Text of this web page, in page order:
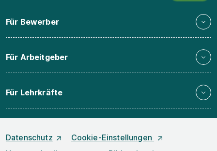
Für Bewerber
Für Arbeitgeber
Für Lehrkräfte
Datenschutz
Cookie-Einstellungen